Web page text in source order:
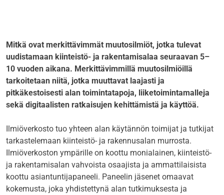
Mitkä ovat merkittävimmät muutosilmiöt, jotka tulevat
uudistamaan kiinteistö- ja rakentamisalaa seuraavan 5–
10 vuoden aikana. Merkittävimmillä muutosilmiöillä
tarkoitetaan niitä, jotka muuttavat laajasti ja
pitkäkestoisesti alan toimintatapoja, liiketoimintamalleja
sekä digitaalisten ratkaisujen kehittämistä ja käyttöä.
Ilmiöverkosto tuo yhteen alan käytännön toimijat ja tutkijat
tarkastelemaan kiinteistö- ja rakennusalan murrosta.
Ilmiöverkoston ympärille on koottu monialainen, kiinteistö-
ja rakentamisalan vahvoista osaajista ja ammattilaisista
koottu asiantuntijapaneeli. Paneelin jäsenet omaavat
kokemusta, joka yhdistettynä alan tutkimuksesta ja